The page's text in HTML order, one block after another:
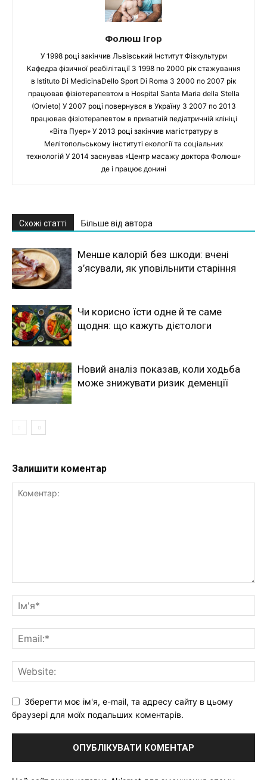
Фолюш Ігор
У 1998 році закінчив Львівський Інститут Фізкультури
Кафедра фізичної реабілітації З 1998 по 2000 рік стажування
в Istituto Di MedicinaDello Sport Di Roma З 2000 по 2007 рік
працював фізіотерапевтом в Hospital Santa Maria della Stella
(Orvieto) У 2007 році повернувся в Україну З 2007 по 2013
працював фізіотерапевтом в приватній педіатричній клініці
«Віта Пуер» У 2013 році закінчив магістратуру в
Мелітопольському інституті екології та соціальних
технологій У 2014 заснував «Центр масажу доктора Фолюш»
де і працює донині
Схожі статті Більше від автора
Менше калорій без шкоди: вчені
з’ясували, як уповільнити старіння
Чи корисно їсти одне й те саме
щодня: що кажуть дієтологи
Новий аналіз показав, коли ходьба
може знижувати ризик деменції
Залишити коментар
Зберегти моє ім'я, e-mail, та адресу сайту в цьому
браузері для моїх подальших коментарів.